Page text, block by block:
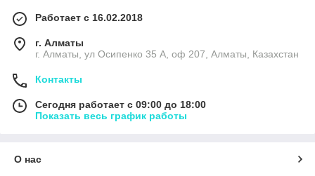
Работает с 16.02.2018
г. Алматы
г. Алматы, ул Осипенко 35 А, оф 207, Алматы, Казахстан
Контакты
Сегодня работает с 09:00 до 18:00
Показать весь график работы
О нас